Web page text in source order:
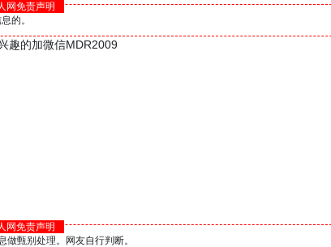
网免责声明
的。
趣的加微信MDR2009
网免责声明
甄别处理。网友自行判断。